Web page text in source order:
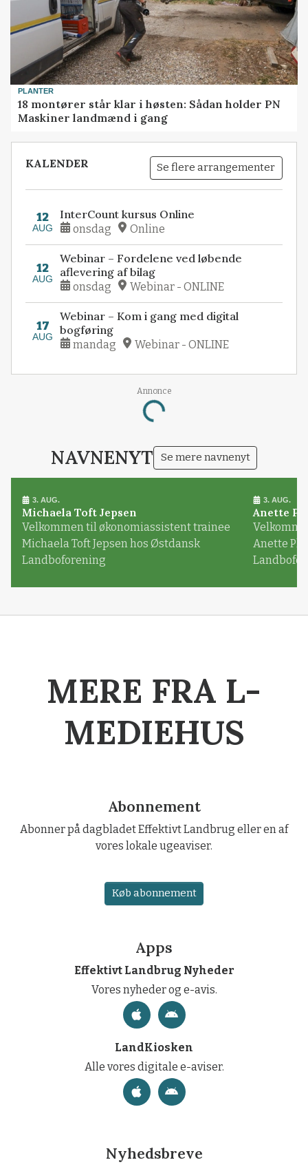
PLANTER
18 montører står klar i høsten: Sådan holder PN
Maskiner landmænd i gang
KALENDER Se flere arrangementer
12
AUG
InterCount kursus Online
onsdag Online
12
AUG
Webinar – Fordelene ved løbende
aflevering af bilag
onsdag Webinar - ONLINE
17
AUG
Webinar – Kom i gang med digital
bogføring
mandag Webinar - ONLINE
Annonce
Loading...
NAVNENYT Se mere navnenyt
3. AUG.
Michaela Toft Jepsen
Velkommen til økonomiassistent trainee
Michaela Toft Jepsen hos Østdansk
Landboforening
3. AUG.
Anette
Anette
MERE FRA L-
MEDIEHUS
Abonnement
Abonner på dagbladet Effektivt Landbrug eller en af
vores lokale ugeaviser.
Køb abonnement
Apps
Effektivt Landbrug Nyheder
Vores nyheder og e-avis.
LandKiosken
Alle vores digitale e-aviser.
Nyhedsbreve